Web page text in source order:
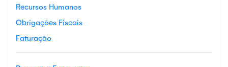
Recursos Humanos
Obrigações Fiscais
Faturação